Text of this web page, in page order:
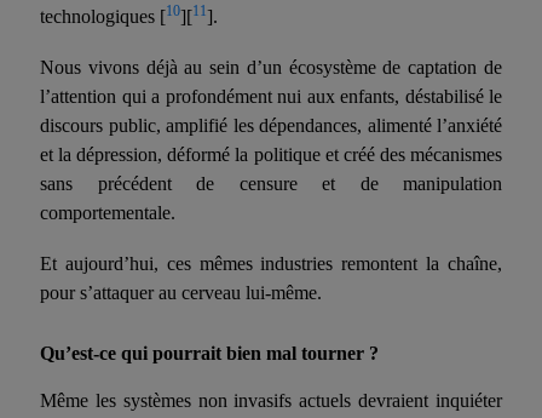
technologiques [10][11].
Nous vivons déjà au sein d’un écosystème de captation de
l’attention qui a profondément nui aux enfants, déstabilisé le
discours public, amplifié les dépendances, alimenté l’anxiété
et la dépression,déformé la politique et créé des mécanismes
sans précédent de censure et de manipulation
comportementale.
Et aujourd’hui, ces mêmes industries remontent la chaîne,
pour s’attaquer au cerveau lui-même.
Qu’est-ce qui pourrait bien mal tourner ?
Même les systèmes non invasifs actuels devraient inquiéter